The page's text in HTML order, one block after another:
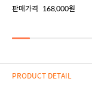
판매가격 168,000원
PRODUCT DETAIL